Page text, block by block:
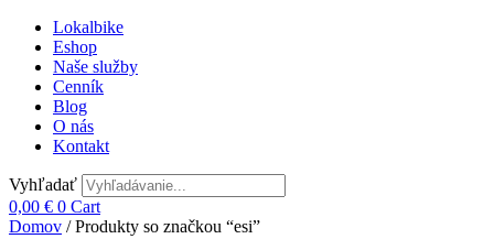
Lokalbike
Eshop
Naše služby
Cenník
Blog
O nás
Kontakt
Vyhľadať
0,00 € 0 Cart
Domov / Produkty so značkou “esi”